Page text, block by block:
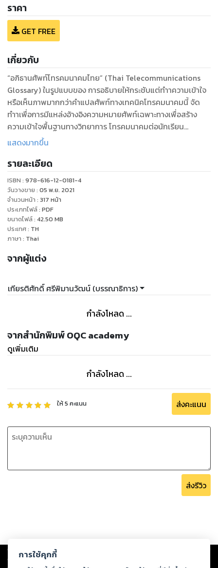
ราคา
GET FREE
เกี่ยวกับ
“อภิธานศัพท์โทรคมนาคมไทย” (Thai Telecommunications
Glossary) ในรูปแบบของ การอธิบายให้กระชับแต่ทำาความเข้าใจ
หรือเห็นภาพมากกว่าคำแปลศัพท์ทางเทคนิคโทรคมนาคมนี้ จัด
ทำาเพื่อการมีแหล่งอ้างอิงความหมายศัพท์เฉพาะทางเพื่อสร้าง
ความเข้าใจพื้นฐานทางวิทยาการ โทรคมนาคมต่อนักเรียน
นักศึกษาและบุคคลทั่วไป โดยการเผยแพร่ให้ผู้ใช้งานเข้าถึงเนื้อหา
จากโครงการสารานุกรมโทรคมนาคมไทย พ.ศ. ๒๕๕๒ (Thai
Telecommunications Encyclopedia: 2009 edition) ผสม
กับเกร็ด สำคัญด้านประวัติหรือเหตุการณ์สำคัญจากโครงการ
จดหมายเหตุโทรคมนาคมโลกและประเทศไทย พ.ศ. ๒๕๕๔ (IEEE
and Thai Communications History & Milestones 2011)
เรียบเรียง โดยกลุ่มผู้เชี่ยวชาญในสาขาไฟฟ้า อิเล็กทรอนิกส์
คอมพิวเตอร์ โทรคมนาคม และสารสนเทศ แล้วจึงจัดทำเป็นสื่อใน
มือจาก งานเทคโนโลยีประมวลผลข้อความ ห้องปฏิบัติการวิจัย
คอมพิวเตอร์แห่งชาติ (เนคเทค) ในการเผยแพร่อภิธานศัพท์ชุดนี้
บน “เล็กซิตรอน (Lexitron)”ที่สามารถเข้าถึงกลุ่มผู้ใช้บนเครือ
ข่ายอินเทอร์เน็ตและมีการจัดเก็บความรู้อย่างเป็น ระบบ
ได้พัฒนาให้เป็นศูนย์กลาง ของการแลกเปลี่ยนความรู้ด้านคำศัพท์
โทรคมนาคมและสามารถพัฒนาองค์ความรู้ร่วมกันได้ ระหว่างผู้
สร้างและผู้ใช้งานจากการเพิ่มเติม นำเสนอ วิจารณ์หรือแสดงความ
คิดเห็นและผ่าน กระบวนการกลั่นกรองจากผู้เชี่ยวชาญในขั้นตอน
เติบโตขึ้น การเริ่มต้นโครงการนี้มีเป้าหมายการจัดทำคำศัพท์
มากกว่า ๑,๐๐๐ คำและ จะเพิ่มขึ้นต่อๆ ไปในอนาคต
http://www.thaitelecomkm.org/TTG/
สมาคม IEEE Thailand section
แสดงมากขึ้น
รายละเอียด
ISBN : 978-616-12-0181-4
วันวางขาย : 05 พ.ย. 2021
จำนวนหน้า : 317 หน้า
ประเภทไฟล์: PDF
ขนาดไฟล์: 42.50 MB
ประเทศ: TH
ภาษา : Thai
จากผู้แต่ง
เกียรติศักดิ์ ศรีพิมานวัฒน์ (บรรณาธิการ)
กำลังโหลด ...
จากสำนักพิมพ์ OQC academy
ดูเพิ่มเติม
กำลังโหลด ...
ให้5 คะแนน ส่งคะแนน
ส่งรีวิว
Copyright © 2026
ต่อผลงานหรือเนื้อหาใดที่อัปโหลดผ่านเว็บไซต์และปรากฏว่าละเมิดสิทธิใน
การใช้คุกกี้